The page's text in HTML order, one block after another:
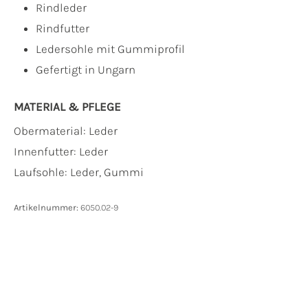
Rindleder
Rindfutter
Ledersohle mit Gummiprofil
Gefertigt in Ungarn
MATERIAL & PFLEGE
Obermaterial: Leder
Innenfutter: Leder
Laufsohle: Leder, Gummi
Artikelnummer: 6050.02-9